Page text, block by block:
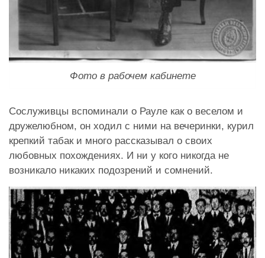
Фото в рабочем кабинете
Сослуживцы вспоминали о Рауле как о веселом и
дружелюбном, он ходил с ними на вечеринки, курил
крепкий табак и много рассказывал о своих
любовных похождениях. И ни у кого никогда не
возникало никаких подозрений и сомнений.